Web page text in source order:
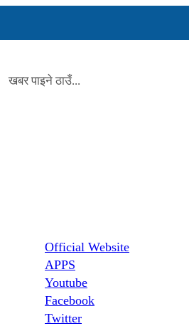
खबर पाइने ठाउँ...
Official Website
APPS
Youtube
Facebook
Twitter